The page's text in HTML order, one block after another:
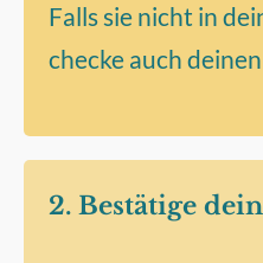
Falls sie nicht in
checke auch
2. Bestätige